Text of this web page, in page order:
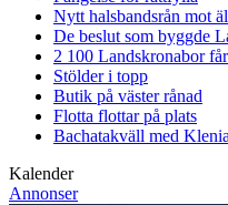
Nytt halsbandsrån mot
De beslut som byggde
2 100 Landskronabor
Stölder i topp
Butik på väster rånad
Flotta flottar på plats
Bachatakväll med
Kalender
Annonser